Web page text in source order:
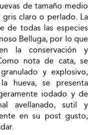
de tamaño medio
claro o perlado. La
de todas las especies
Belluga, por lo que
la conservación y
nota de cata, se
y explosivo,
hueva, se presenta
iodado y de
avellanado, sutil y
en su post gusto,